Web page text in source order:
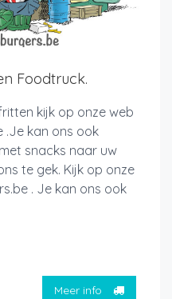
Foodtruck.
kijk op onze web
.Je kan ons ook
snacks naar uw
te gek. Kijk op onze
. Je kan ons ook
Meer info